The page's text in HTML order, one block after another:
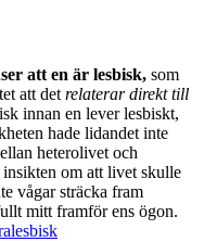
att en är lesbisk, som
att det relaterar direkt till
innan en lever lesbiskt,
hade lidandet inte
heterolivet och
insikten om att livet skulle
vågar sträcka fram
mitt framför ens ögon.